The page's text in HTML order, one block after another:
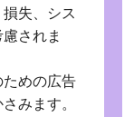
失、シス
されま
めの広告
みます。